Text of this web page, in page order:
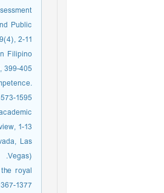
Public
2-11.‏
Filipino
405.‏
1595.
1-13.
Las
Vegas).‏
royal